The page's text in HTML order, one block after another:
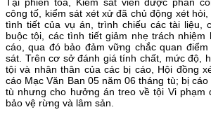
Tại phiên toà, Kiểm sát viên được phân
công tố, kiểm sát xét xử đã chủ động xét
tình tiết của vụ án, trình chiếu các tài liệu,
buộc tội, các tình tiết giảm nhẹ trách
cáo, qua đó bảo đảm vững chắc quan
sát. Trên cơ sở đánh giá tính chất, mức độ,
tội và nhân thân của các bị cáo, Hội đồng
cáo Mạc Văn Ban 05 năm 06 tháng tù; bị
tù nhưng cho hưởng án treo về tội Vi phạm
bảo vệ rừng và lâm sản.